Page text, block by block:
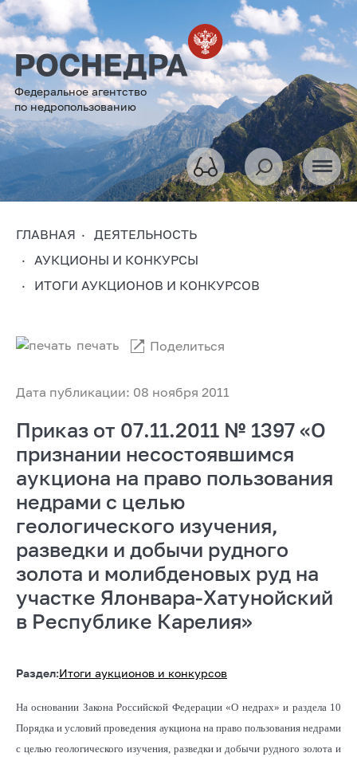
Федеральное агентство
по недропользованию
ГЛАВНАЯ
ДЕЯТЕЛЬНОСТЬ
АУКЦИОНЫ И КОНКУРСЫ
ИТОГИ АУКЦИОНОВ И КОНКУРСОВ
Дата публикации: 08 ноября 2011
печать Поделиться
Приказ от 07.11.2011 № 1397 «О
признании несостоявшимся
аукциона на право пользования
недрами с целью
геологического изучения,
разведки и добычи рудного
золота и молибденовых руд на
участке Ялонвара-Хатунойский
в Республике Карелия»
Раздел:Итоги аукционов и конкурсов
На основании Закона Российской Федерации «О недрах» и раздела 10
Порядка и условий проведения аукциона на право пользования недрами
с целью геологического изучения, разведки и добычи рудного золота и